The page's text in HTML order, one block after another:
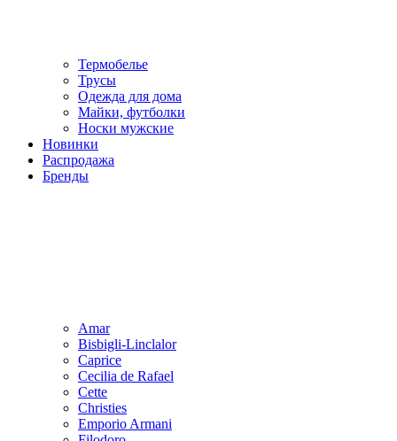
Термобелье
Трусы
Одежда для дома
Майки, футболки
Носки мужские
Новинки
Распродажа
Бренды
Amar
Bisbigli-Linclalor
Caprice
Cecilia de Rafael
Cette
Christies
Emporio Armani